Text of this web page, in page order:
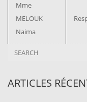
Mme
MELOUK
Naima
ARTICLES